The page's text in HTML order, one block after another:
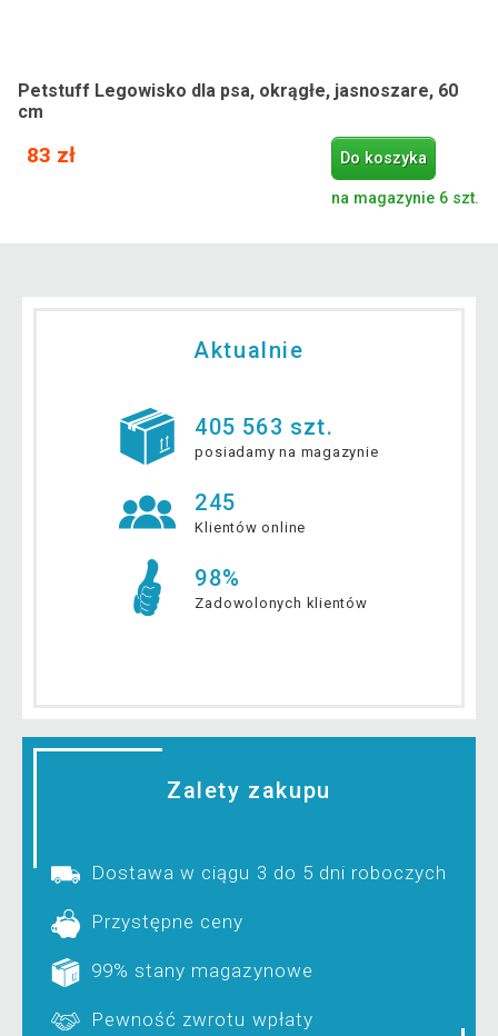
Petstuff Legowisko dla psa, okrągłe, jasnoszare, 60
cm
83 zł Do koszyka
na magazynie 6 szt.
Aktualnie
405 563 szt.
posiadamy na magazynie
245
Klientów online
98%
Zadowolonych klientów
Zalety zakupu
Dostawa w ciągu 3 do 5 dni roboczych
Przystępne ceny
99% stany magazynowe
Pewność zwrotu wpłaty